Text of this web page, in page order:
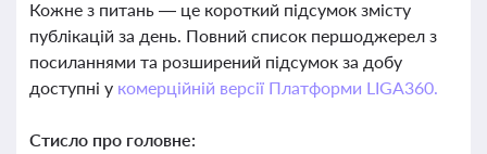
Кожне з питань — це короткий підсумок змісту
публікацій за день. Повний список першоджерел з
посиланнями та розширений підсумок за добу
доступні у комерційній версії Платформи LIGA360.
Стисло про головне: